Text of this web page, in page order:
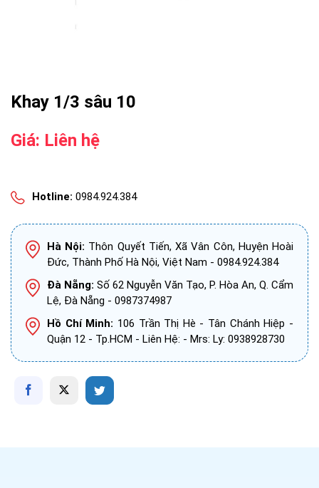
Khay 1/3 sâu 10
Giá: Liên hệ
Hotline: 0984.924.384
Hà Nội: Thôn Quyết Tiến, Xã Vân Côn, Huyện Hoài
Đức, Thành Phố Hà Nội, Việt Nam - 0984.924.384
Đà Nẵng: Số 62 Nguyễn Văn Tạo, P. Hòa An, Q. Cẩm
Lệ, Đà Nẵng - 0987374987
Hồ Chí Minh: 106 Trần Thị Hè - Tân Chánh Hiệp -
Quận 12 - Tp.HCM - Liên Hệ: - Mrs: Ly: 0938928730